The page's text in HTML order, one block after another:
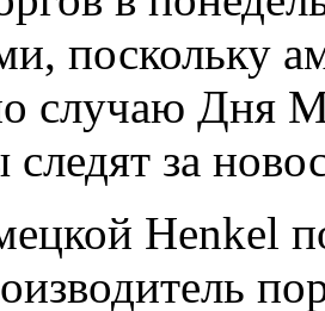
поскольку
случаю Дня
следят за
Henkel